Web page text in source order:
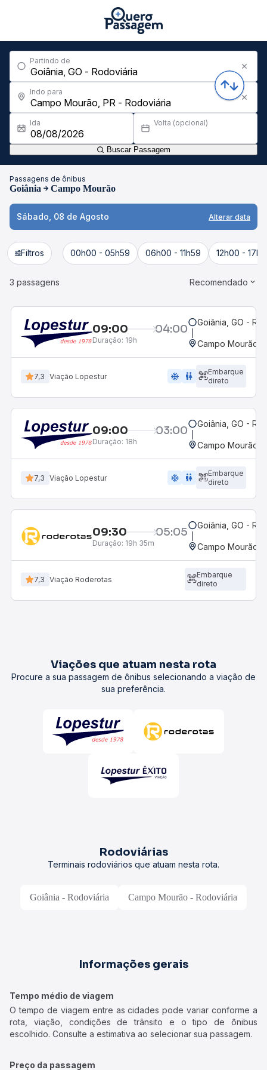
Partindo de
Indo para
Ida Volta (opcional)
Buscar Passagem
Passagens de ônibus
Goiânia Campo Mourão
Sábado, 08 de Agosto Alterar data
Filtros 00h00 - 05h59 06h00 - 11h59 12h00 -
3 passagens Recomendado
09:00 04:00
Duração: 19h
Goiânia, GO -
Campo Mourão,
7,3 Viação Lopestur ac_unit wc
Embarque
direto
09:00 03:00
Duração: 18h
Goiânia, GO -
Campo Mourão,
7,3 Viação Lopestur ac_unit wc
Embarque
direto
09:30 05:05
Duração: 19h 35m
Goiânia, GO -
Campo Mourão,
7,3 Viação Roderotas
Embarque
direto
Viações que atuam nesta rota
Procure a sua passagem de ônibus selecionando a viação de
sua preferência.
Rodoviárias
Terminais rodoviários que atuam nesta rota.
Goiânia - Rodoviária Campo Mourão - Rodoviária
Informações gerais
Tempo médio de viagem
O tempo de viagem entre as cidades pode variar conforme a
rota, viação, condições de trânsito e o tipo de ônibus
escolhido. Consulte a estimativa ao selecionar sua passagem.
Preço da passagem